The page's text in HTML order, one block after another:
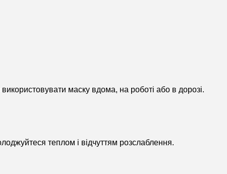
маску вдома, на роботі або в дорозі.
теплом і відчуттям розслаблення.